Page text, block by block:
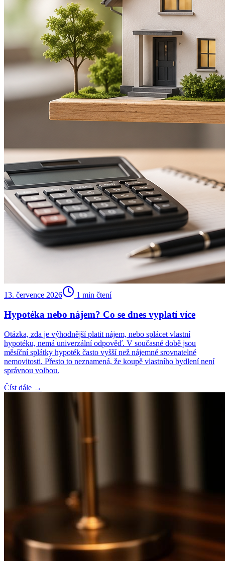
13. července 2026 1 min čtení
Hypotéka nebo nájem? Co se dnes vyplatí více
Otázka, zda je výhodnější platit nájem, nebo splácet vlastní
hypotéku, nemá univerzální odpověď. V současné době jsou
měsíční splátky hypoték často vyšší než nájemné srovnatelné
nemovitosti. Přesto to neznamená, že koupě vlastního bydlení není
správnou volbou.
Číst dále →